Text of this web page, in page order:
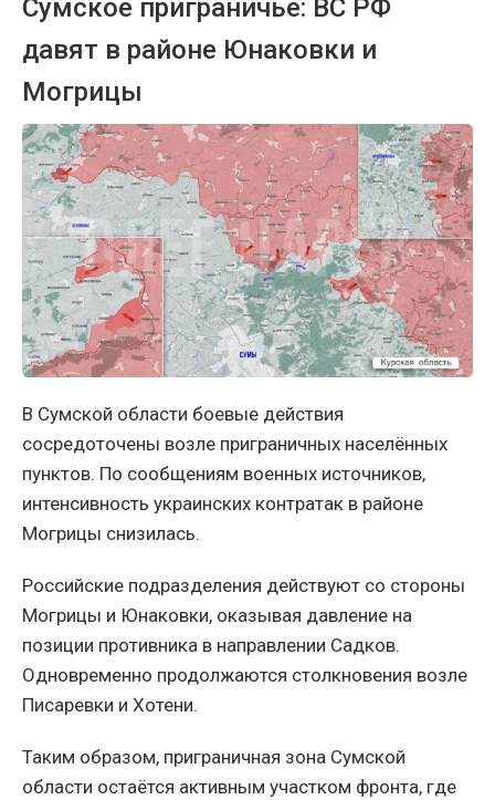
Сумское приграничье: ВС РФ
давят в районе Юнаковки и
Могрицы
В Сумской области боевые действия
сосредоточены возле приграничных населённых
пунктов. По сообщениям военных источников,
интенсивность украинских контратак в районе
Могрицы снизилась.
Российские подразделения действуют со стороны
Могрицы и Юнаковки, оказывая давление на
позиции противника в направлении Садков.
Одновременно продолжаются столкновения возле
Писаревки и Хотени.
Таким образом, приграничная зона Сумской
области остаётся активным участком фронта, где